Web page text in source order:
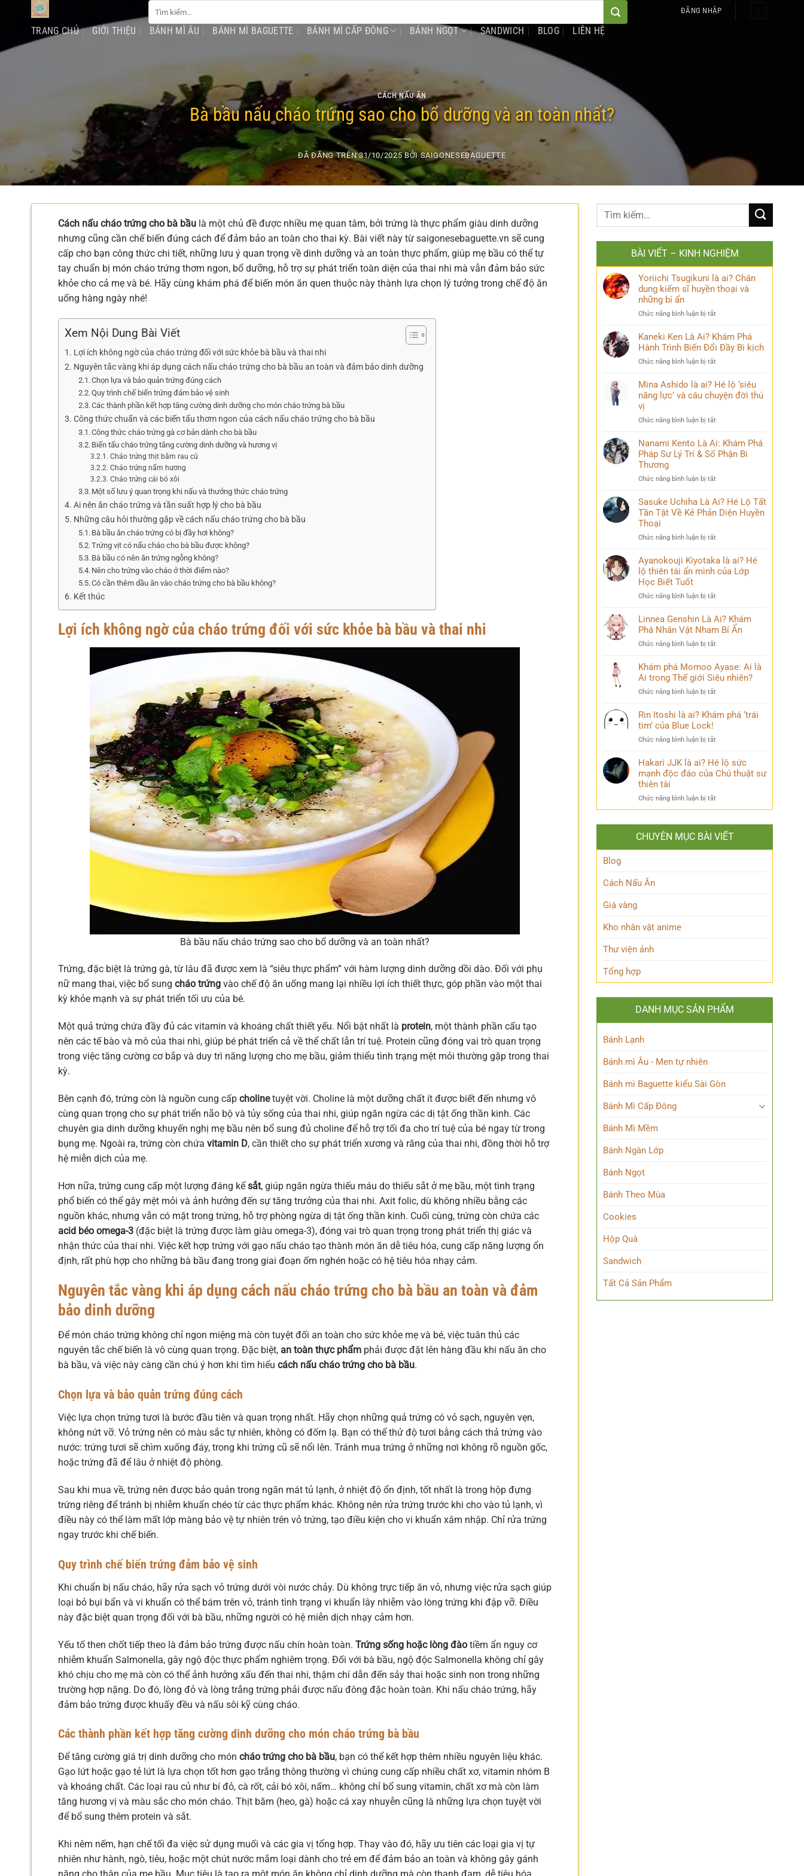
dung
kiếm:
ĐĂNG NHẬP
TRANG CHỦ GIỚI THIỆU BÁNH MÌ ÂU BÁNH MÌ BAGUETTE BÁNH MÌ CẤP ĐÔNG BÁNH NGỌT SANDWICH BLOG LIÊN HỆ
CÁCH NẤU ĂN
Bà bầu nấu cháo trứng sao cho bổ dưỡng và an toàn nhất?
ĐÃ ĐĂNG TRÊN31/10/2025 BỞISAIGONESEBAGUETTE
Cách nấu cháo trứng cho bà bầu là một chủ đề được nhiều mẹ quan tâm, bởi trứng là thực phẩm giàu dinh dưỡng
nhưng cũng cần chế biến đúng cách để đảm bảo an toàn cho thai kỳ. Bài viết này từ saigonesebaguette.vn sẽ cung
cấp cho bạn công thức chi tiết, những lưu ý quan trọng về dinh dưỡng và an toàn thực phẩm, giúp mẹ bầu có thể tự
tay chuẩn bị món cháo trứng thơm ngon, bổ dưỡng, hỗ trợ sự phát triển toàn diện của thai nhi mà vẫn đảm bảo sức
khỏe cho cả mẹ và bé. Hãy cùng khám phá để biến món ăn quen thuộc này thành lựa chọn lý tưởng trong chế độ ăn
uống hàng ngày nhé!
Xem Nội Dung Bài Viết
Lợi ích không ngờ của cháo trứng đối với sức khỏe bà bầu và thai nhi
Nguyên tắc vàng khi áp dụng cách nấu cháo trứng cho bà bầu an toàn và đảm bảo dinh dưỡng
Chọn lựa và bảo quản trứng đúng cách
Quy trình chế biến trứng đảm bảo vệ sinh
Các thành phần kết hợp tăng cường dinh dưỡng cho món cháo trứng bà bầu
Công thức chuẩn và các biến tấu thơm ngon của cách nấu cháo trứng cho bà bầu
Công thức cháo trứng gà cơ bản dành cho bà bầu
Biến tấu cháo trứng tăng cường dinh dưỡng và hương vị
Cháo trứng thịt băm rau củ
Cháo trứng nấm hương
Cháo trứng cải bó xôi
Một số lưu ý quan trọng khi nấu và thưởng thức cháo trứng
Ai nên ăn cháo trứng và tần suất hợp lý cho bà bầu
Những câu hỏi thường gặp về cách nấu cháo trứng cho bà bầu
Bà bầu ăn cháo trứng có bị đầy hơi không?
Trứng vịt có nấu cháo cho bà bầu được không?
Bà bầu có nên ăn trứng ngỗng không?
Nên cho trứng vào cháo ở thời điểm nào?
Có cần thêm dầu ăn vào cháo trứng cho bà bầu không?
Kết thúc
Lợi ích không ngờ của cháo trứng đối với sức khỏe bà bầu và thai nhi
Bà bầu nấu cháo trứng sao cho bổ dưỡng và an toàn nhất?
Trứng, đặc biệt là trứng gà, từ lâu đã được xem là “siêu thực phẩm” với hàm lượng dinh dưỡng dồi dào. Đối với phụ
nữ mang thai, việc bổ sung cháo trứng vào chế độ ăn uống mang lại nhiều lợi ích thiết thực, góp phần vào một thai
kỳ khỏe mạnh và sự phát triển tối ưu của bé.
Một quả trứng chứa đầy đủ các vitamin và khoáng chất thiết yếu. Nổi bật nhất là protein, một thành phần cấu tạo
nên các tế bào và mô của thai nhi, giúp bé phát triển cả về thể chất lẫn trí tuệ. Protein cũng đóng vai trò quan trọng
trong việc tăng cường cơ bắp và duy trì năng lượng cho mẹ bầu, giảm thiểu tình trạng mệt mỏi thường gặp trong thai
kỳ.
Bên cạnh đó, trứng còn là nguồn cung cấp cholinetuyệt vời. Choline là một dưỡng chất ít được biết đến nhưng vô
cùng quan trọng cho sự phát triển não bộ và tủy sống của thai nhi, giúp ngăn ngừa các dị tật ống thần kinh. Các
chuyên gia dinh dưỡng khuyến nghị mẹ bầu nên bổ sung đủ choline để hỗ trợ tối đa cho trí tuệ của bé ngay từ trong
bụng mẹ. Ngoài ra, trứng còn chứa vitamin D, cần thiết cho sự phát triển xương và răng của thai nhi, đồng thời hỗ trợ
hệ miễn dịch của mẹ.
Hơn nữa, trứng cung cấp một lượng đáng kểsắt, giúp ngăn ngừa thiếu máu do thiếu sắt ở mẹ bầu, một tình trạng
phổ biến có thể gây mệt mỏi và ảnh hưởng đến sự tăng trưởng của thai nhi. Axit folic, dù không nhiều bằng các
nguồn khác, nhưng vẫn có mặt trong trứng, hỗ trợ phòng ngừa dị tật ống thần kinh. Cuối cùng, trứng còn chứa các
acid béo omega-3 (đặc biệt là trứng được làm giàu omega-3), đóng vai trò quan trọng trong phát triển thị giác và
nhận thức của thai nhi. Việc kết hợp trứng với gạo nấu cháo tạo thành món ăn dễ tiêu hóa, cung cấp năng lượng ổn
định, rất phù hợp cho những bà bầu đang trong giai đoạn ốm nghén hoặc có hệ tiêu hóa nhạy cảm.
Nguyên tắc vàng khi áp dụng cách nấu cháo trứng cho bà bầu an toàn và đảm
bảo dinh dưỡng
Để món cháo trứng không chỉ ngon miệng mà còn tuyệt đối an toàn cho sức khỏe mẹ và bé, việc tuân thủ các
nguyên tắc chế biến là vô cùng quan trọng. Đặc biệt, an toàn thực phẩm phải được đặt lên hàng đầu khi nấu ăn cho
bà bầu, và việc này càng cần chú ý hơn khi tìm hiểu cách nấu cháo trứng cho bà bầu.
Chọn lựa và bảo quản trứng đúng cách
Việc lựa chọn trứng tươi là bước đầu tiên và quan trọng nhất. Hãy chọn những quả trứng có vỏ sạch, nguyên vẹn,
không nứt vỡ. Vỏ trứng nên có màu sắc tự nhiên, không có đốm lạ. Bạn có thể thử độ tươi bằng cách thả trứng vào
nước: trứng tươi sẽ chìm xuống đáy, trong khi trứng cũ sẽ nổi lên. Tránh mua trứng ở những nơi không rõ nguồn gốc,
hoặc trứng đã để lâu ở nhiệt độ phòng.
Sau khi mua về, trứng nên được bảo quản trong ngăn mát tủ lạnh, ở nhiệt độ ổn định, tốt nhất là trong hộp đựng
trứng riêng để tránh bị nhiễm khuẩn chéo từ các thực phẩm khác. Không nên rửa trứng trước khi cho vào tủ lạnh, vì
điều này có thể làm mất lớp màng bảo vệ tự nhiên trên vỏ trứng, tạo điều kiện cho vi khuẩn xâm nhập. Chỉ rửa trứng
ngay trước khi chế biến.
Quy trình chế biến trứng đảm bảo vệ sinh
Khi chuẩn bị nấu cháo, hãy rửa sạch vỏ trứng dưới vòi nước chảy. Dù không trực tiếp ăn vỏ, nhưng việc rửa sạch giúp
loại bỏ bụi bẩn và vi khuẩn có thể bám trên vỏ, tránh tình trạng vi khuẩn lây nhiễm vào lòng trứng khi đập vỡ. Điều
này đặc biệt quan trọng đối với bà bầu, những người có hệ miễn dịch nhạy cảm hơn.
Yếu tố then chốt tiếp theo là đảm bảo trứng được nấu chín hoàn toàn. Trứng sống hoặc lòng đào tiềm ẩn nguy cơ
nhiễm khuẩn Salmonella, gây ngộ độc thực phẩm nghiêm trọng. Đối với bà bầu, ngộ độc Salmonella không chỉ gây
khó chịu cho mẹ mà còn có thể ảnh hưởng xấu đến thai nhi, thậm chí dẫn đến sảy thai hoặc sinh non trong những
trường hợp nặng. Do đó, lòng đỏ và lòng trắng trứng phải được nấu đông đặc hoàn toàn. Khi nấu cháo trứng, hãy
đảm bảo trứng được khuấy đều và nấu sôi kỹ cùng cháo.
Các thành phần kết hợp tăng cường dinh dưỡng cho món cháo trứng bà bầu
Để tăng cường giá trị dinh dưỡng cho món cháo trứng cho bà bầu, bạn có thể kết hợp thêm nhiều nguyên liệu khác.
Gạo lứt hoặc gạo tẻ lứt là lựa chọn tốt hơn gạo trắng thông thường vì chúng cung cấp nhiều chất xơ, vitamin nhóm B
và khoáng chất. Các loại rau củ như bí đỏ, cà rốt, cải bó xôi, nấm… không chỉ bổ sung vitamin, chất xơ mà còn làm
tăng hương vị và màu sắc cho món cháo. Thịt băm (heo, gà) hoặc cá xay nhuyễn cũng là những lựa chọn tuyệt vời
để bổ sung thêm protein và sắt.
Khi nêm nếm, hạn chế tối đa việc sử dụng muối và các gia vị tổng hợp. Thay vào đó, hãy ưu tiên các loại gia vị tự
nhiên như hành, ngò, tiêu, hoặc một chút nước mắm loại dành cho trẻ em để đảm bảo an toàn và không gây gánh
BÀI VIẾT – KINH NGHIỆM
Yoriichi Tsugikuni là ai? Chân
dung kiếm sĩ huyền thoại và
những bí ẩn
Chức năng bình luận bị tắt
Tsugikuni
là
Chân
kiếm
sĩ
và
bí
ẩn
Kaneki Ken Là Ai? Khám Phá
Hành Trình Biến Đổi Đầy Bi kịch
Chức năng bình luận bị tắt
Ken
Ai?
Phá
Trình
Biến
Bi
Mina Ashido là ai? Hé lộ ‘siêu
năng lực’ và câu chuyện đời thú
vị
Chức năng bình luận bị tắt
Ashido
là
lộ
năng
lực’
chuyện
thú
vị
Nanami Kento Là Ai: Khám Phá
Pháp Sư Lý Trí & Số Phận Bi
Thương
Chức năng bình luận bị tắt
Kento
Là
Phá
Sư
Lý
Số
Bi
Thương
Sasuke Uchiha Là Ai? Hé Lộ Tất
Tần Tật Về Kẻ Phản Diện Huyền
Thoại
Chức năng bình luận bị tắt
Uchiha
Lộ
Tần
Tật
Kẻ
Diện
Huyền
Ayanokouji Kiyotaka là ai? Hé
lộ thiên tài ẩn mình của Lớp
Học Biết Tuốt
Chức năng bình luận bị tắt
Kiyotaka
Hé
thiên
tài
Lớp
Linnea Genshin Là Ai? Khám
Phá Nhân Vật Nham Bí Ẩn
Chức năng bình luận bị tắt
Genshin
Là
Khám
Nhân
Khám phá Momoo Ayase: Ai là
Ai trong Thế giới Siêu nhiên?
Chức năng bình luận bị tắt
phá
Momoo
Ai
Ai
trong
Siêu
Rin Itoshi là ai? Khám phá ‘trái
tim’ của Blue Lock!
Chức năng bình luận bị tắt
Itoshi
là
phá
‘trái
của
Blue
Lock!
Hakari JJK là ai? Hé lộ sức
mạnh độc đáo của Chú thuật sư
thiên tài
Chức năng bình luận bị tắt
Hakari
ai?
Hé
CHUYÊN MỤC BÀI VIẾT
Blog
Cách Nấu Ăn
Giá vàng
Kho nhân vật anime
Thư viện ảnh
Tổng hợp
DANH MỤC SẢN PHẨM
Bánh Lạnh
Bánh mì Âu - Men tự nhiên
Bánh mì Baguette kiểu Sài Gòn
Bánh Mì Cấp Đông
Bánh Mì Mềm
Bánh Ngàn Lớp
Bánh Ngọt
Bánh Theo Mùa
Cookies
Hộp Quà
Sandwich
Tất Cả Sản Phẩm